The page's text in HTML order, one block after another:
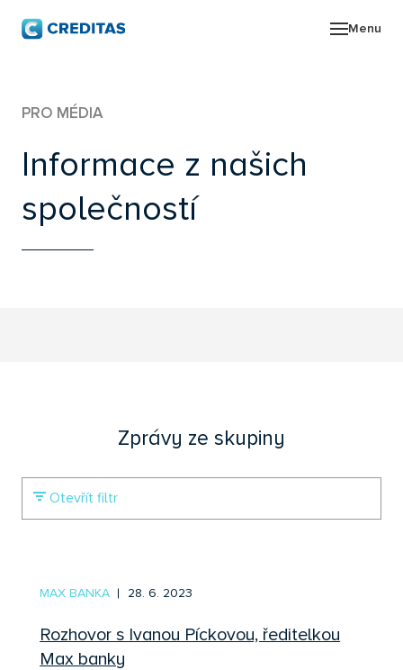
Menu
PRO MÉDIA
Informace z našich
společností
Zprávy ze skupiny
Otevřít filtr
Rozhovor s Ivanou Píckovou, ředitelkou
Max banky
28. 6. 2023
MAX BANKA